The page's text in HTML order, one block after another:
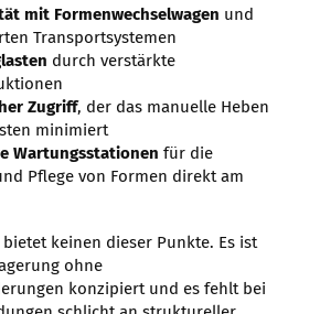
mit Formenwechselwagen und
Transportsystemen
durch verstärkte
Zugriff, der das manuelle Heben
minimiert
Wartungsstationen für die
Pflege von Formen direkt am
bietet keinen dieser Punkte. Es ist
ohne
konzipiert und es fehlt bei